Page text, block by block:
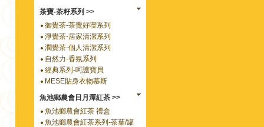
茶寶-茶籽系列 >>
御覺茶-茶覺好喫系列
淨覺茶-居家清潔系列
潤覺茶-個人清潔系列
自然力-香氛系列
經典系列-呵護寶貝
MESE貼身衣物慕斯
魚池鄉農會日月潭紅茶 >>
魚池鄉農會紅茶 禮盒
魚池鄉農會紅茶系列-茶葉/罐